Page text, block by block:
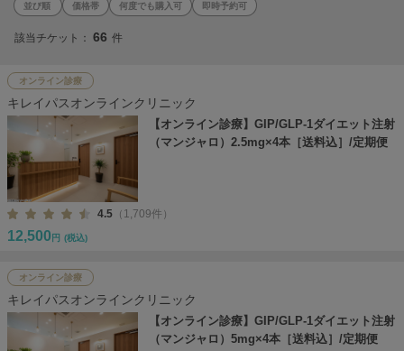
価格帯 何度でも購入可 即時予約可
該当チケット： 66 件
オンライン診療
キレイパスオンラインクリニック
【オンライン診療】GIP/GLP-1ダイエット注射
（マンジャロ）2.5mg×4本［送料込］/定期便
4.5 （1,709件）
12,500 円 (税込)
オンライン診療
キレイパスオンラインクリニック
【オンライン診療】GIP/GLP-1ダイエット注射
（マンジャロ）5mg×4本［送料込］/定期便